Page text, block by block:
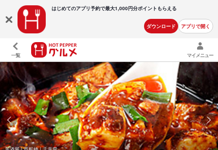
はじめてのアプリ予約で最大1,000円分ポイントもらえる
ダウンロード アプリで開く
一覧 マイメニュー